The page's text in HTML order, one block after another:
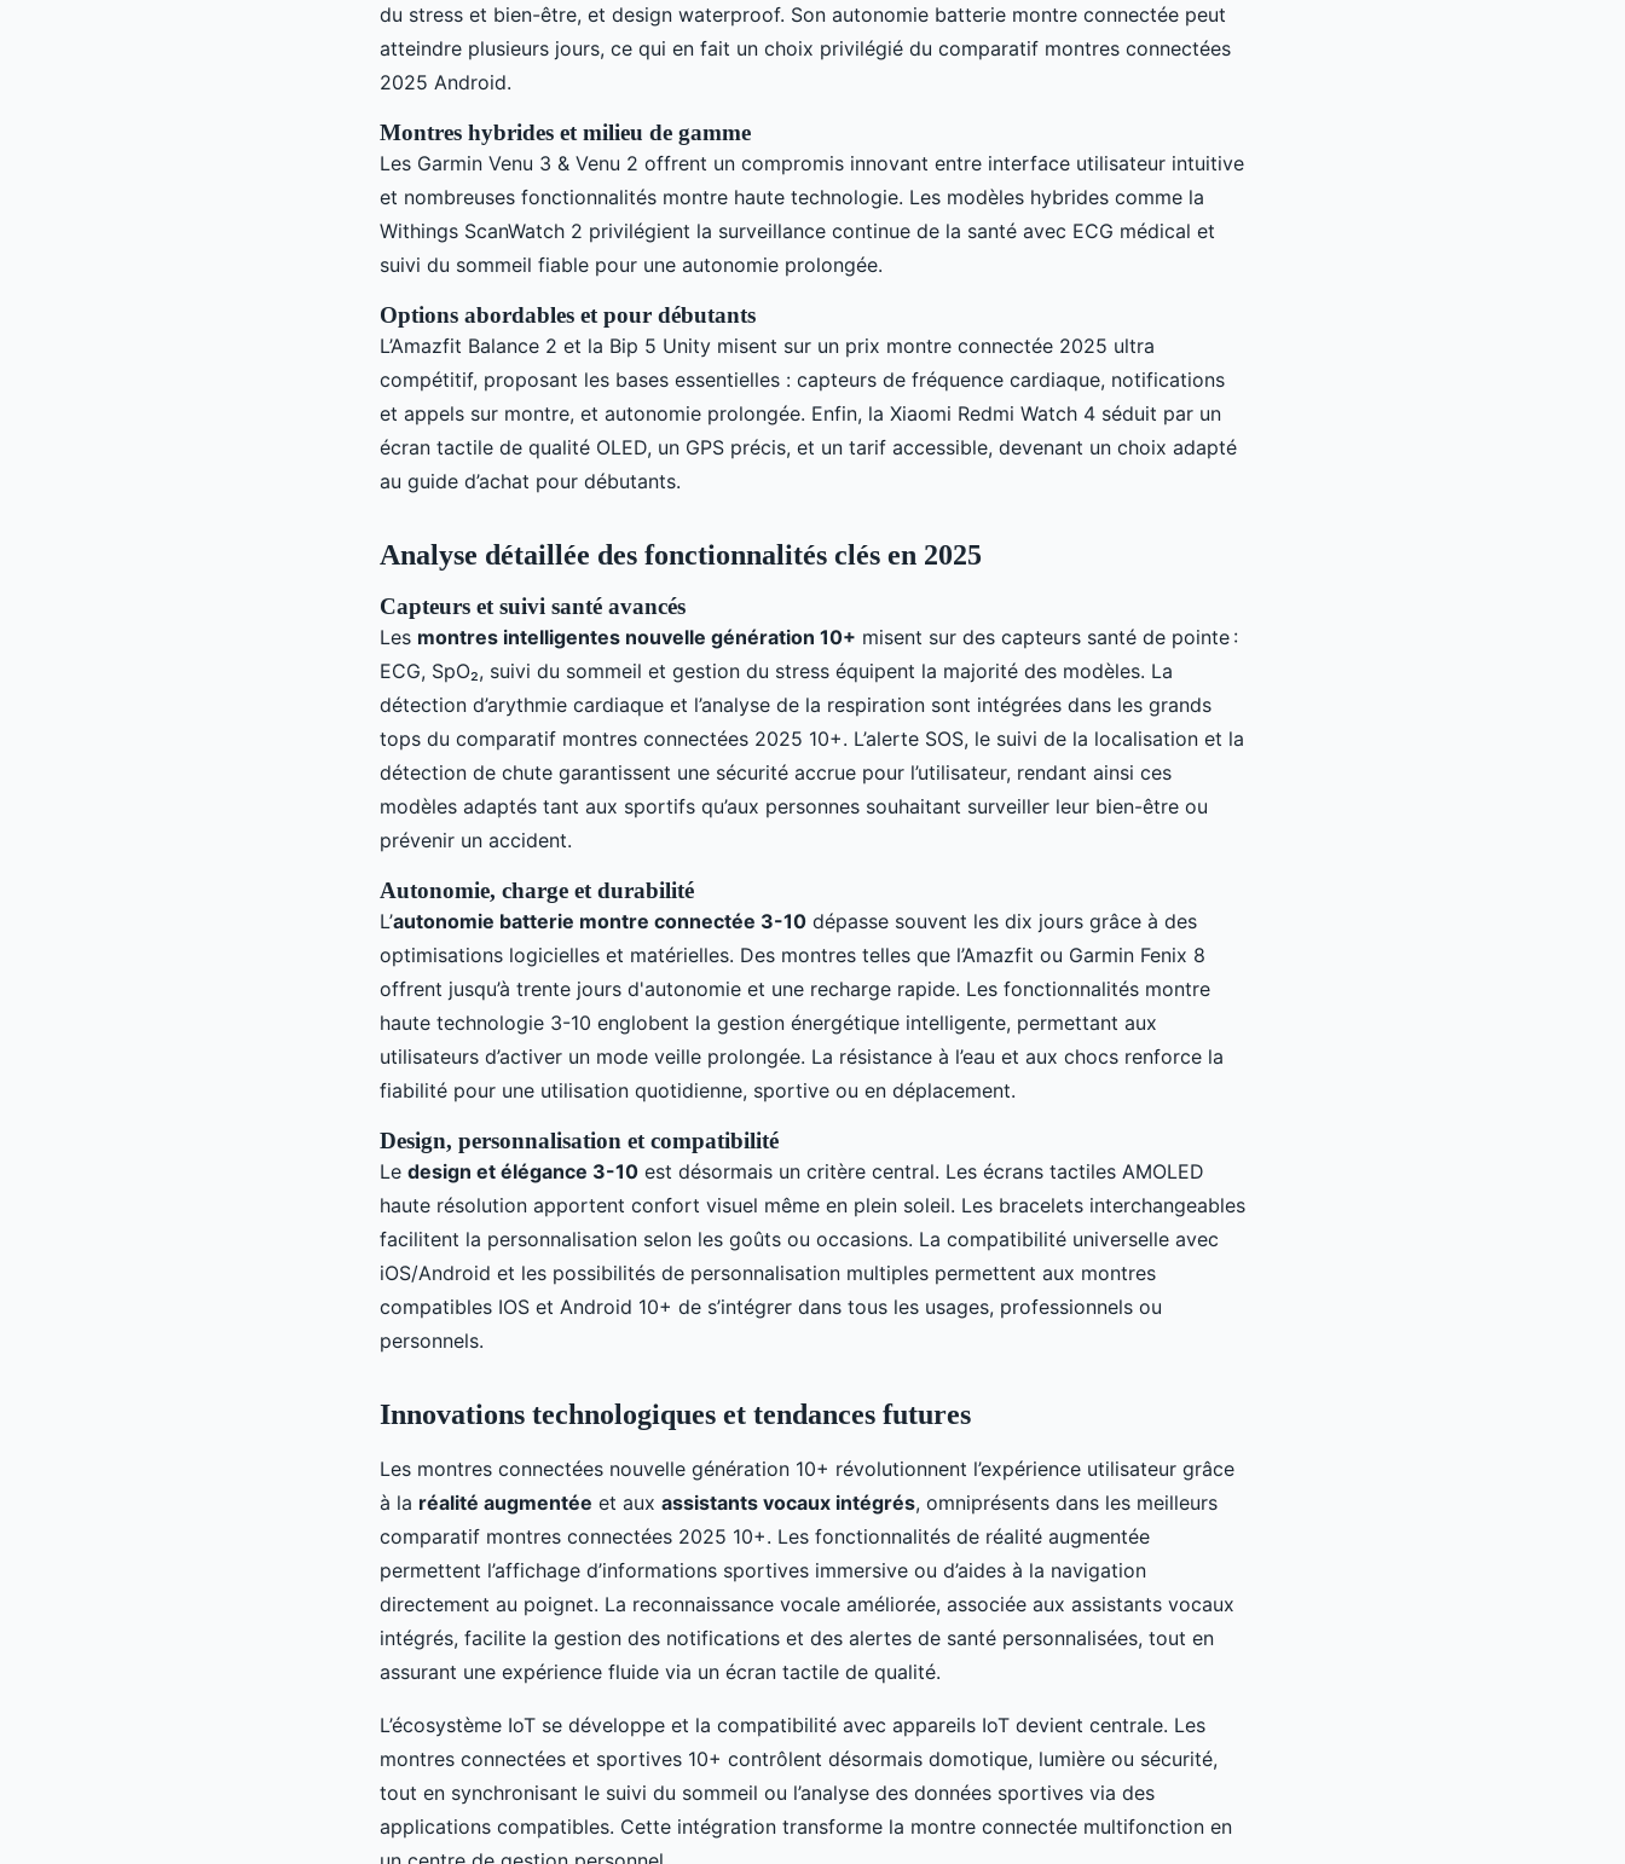
du stress et bien-être, et design waterproof. Son autonomie batterie montre connectée peut
atteindre plusieurs jours, ce qui en fait un choix privilégié du comparatif montres connectées
2025 Android.
Montres hybrides et milieu de gamme
Les Garmin Venu 3 & Venu 2 offrent un compromis innovant entre interface utilisateur intuitive
et nombreuses fonctionnalités montre haute technologie. Les modèles hybrides comme la
Withings ScanWatch 2 privilégient la surveillance continue de la santé avec ECG médical et
suivi du sommeil fiable pour une autonomie prolongée.
Options abordables et pour débutants
L’Amazfit Balance 2 et la Bip 5 Unity misent sur un prix montre connectée 2025 ultra
compétitif, proposant les bases essentielles : capteurs de fréquence cardiaque, notifications
et appels sur montre, et autonomie prolongée. Enfin, la Xiaomi Redmi Watch 4 séduit par un
écran tactile de qualité OLED, un GPS précis, et un tarif accessible, devenant un choix adapté
au guide d’achat pour débutants.
Analyse détaillée des fonctionnalités clés en 2025
Capteurs et suivi santé avancés
Les montres intelligentes nouvelle génération 10+ misent sur des capteurs santé de pointe :
ECG, SpO₂, suivi du sommeil et gestion du stress équipent la majorité des modèles. La
détection d’arythmie cardiaque et l’analyse de la respiration sont intégrées dans les grands
tops du comparatif montres connectées 2025 10+. L’alerte SOS, le suivi de la localisation et la
détection de chute garantissent une sécurité accrue pour l’utilisateur, rendant ainsi ces
modèles adaptés tant aux sportifs qu’aux personnes souhaitant surveiller leur bien-être ou
prévenir un accident.
Autonomie, charge et durabilité
L’autonomie batterie montre connectée 3-10 dépasse souvent les dix jours grâce à des
optimisations logicielles et matérielles. Des montres telles que l’Amazfit ou Garmin Fenix 8
offrent jusqu’à trente jours d'autonomie et une recharge rapide. Les fonctionnalités montre
haute technologie 3-10 englobent la gestion énergétique intelligente, permettant aux
utilisateurs d’activer un mode veille prolongée. La résistance à l’eau et aux chocs renforce la
fiabilité pour une utilisation quotidienne, sportive ou en déplacement.
Design, personnalisation et compatibilité
Le design et élégance 3-10 est désormais un critère central. Les écrans tactiles AMOLED
haute résolution apportent confort visuel même en plein soleil. Les bracelets interchangeables
facilitent la personnalisation selon les goûts ou occasions. La compatibilité universelle avec
iOS/Android et les possibilités de personnalisation multiples permettent aux montres
compatibles IOS et Android 10+ de s’intégrer dans tous les usages, professionnels ou
personnels.
Innovations technologiques et tendances futures
Les montres connectées nouvelle génération 10+ révolutionnent l’expérience utilisateur grâce
à la réalité augmentée et aux assistants vocaux intégrés, omniprésents dans les meilleurs
comparatif montres connectées 2025 10+. Les fonctionnalités de réalité augmentée
permettent l’affichage d’informations sportives immersive ou d’aides à la navigation
directement au poignet. La reconnaissance vocale améliorée, associée aux assistants vocaux
intégrés, facilite la gestion des notifications et des alertes de santé personnalisées, tout en
assurant une expérience fluide via un écran tactile de qualité.
L’écosystème IoT se développe et la compatibilité avec appareils IoT devient centrale. Les
montres connectées et sportives 10+ contrôlent désormais domotique, lumière ou sécurité,
tout en synchronisant le suivi du sommeil ou l’analyse des données sportives via des
applications compatibles. Cette intégration transforme la montre connectée multifonction en